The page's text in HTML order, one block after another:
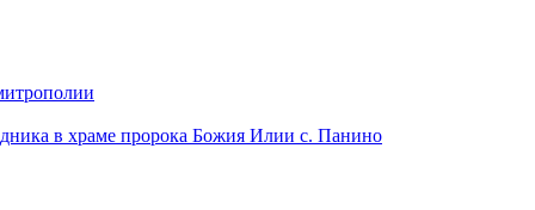
в храме пророка Божия Илии с. Панино